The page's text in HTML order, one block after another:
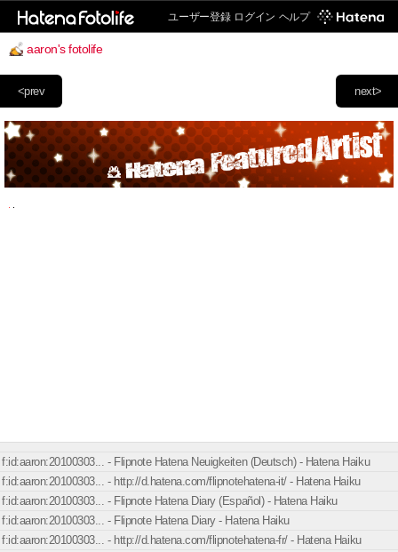
ユーザー登録 ログイン ヘルプ
aaron's fotolife
next>
<prev
f:id:aaron:20100303... - Flipnote Hatena Neuigkeiten (Deutsch) - Hatena Haiku
f:id:aaron:20100303... - http://d.hatena.com/flipnotehatena-it/ - Hatena Haiku
f:id:aaron:20100303... - Flipnote Hatena Diary (Español) - Hatena Haiku
f:id:aaron:20100303... - Flipnote Hatena Diary - Hatena Haiku
f:id:aaron:20100303... - http://d.hatena.com/flipnotehatena-fr/ - Hatena Haiku